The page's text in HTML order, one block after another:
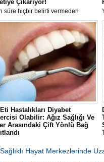
Çıkarıyor!
süre hiçbir belirti vermeden
karaciğer yağlanmasına karşı
bulunan Gastroenteroloji
Prof. Dr. Bülent Yıldırım, hastalık
10 kritik yanlışı tek tek
Hastalıkları Diyabet
Olabilir: Ağız Sağlığı Ve
Arasındaki Çift Yönlü Bağ
300 bin kişilik dev
şiddetli diş eti hastalığı
Hayat Merkezlerinde